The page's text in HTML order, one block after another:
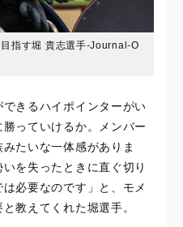
指す堀 貴志選手-Journal-O
できるハイポインターがい
っていけるか。メンバー
たいな一体感がありま
を失ったときに直ぐ切り
必要なのです」と、モメ
教えてくれた堀選手。